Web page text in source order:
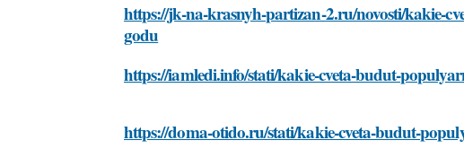
https://jk-na-krasnyh-partizan-2.ru/novosti/kakie-
godu
https://iamledi.info/stati/kakie-cveta-budut-
https://doma-otido.ru/stati/kakie-cveta-budut-